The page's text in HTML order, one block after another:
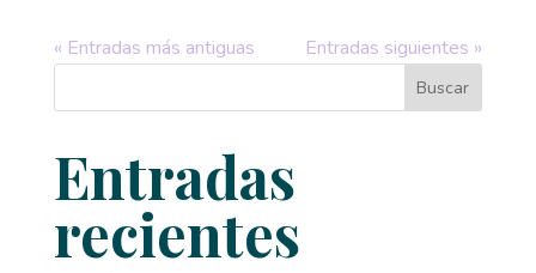
« Entradas más antiguas Entradas siguientes »
Buscar
Entradas
recientes